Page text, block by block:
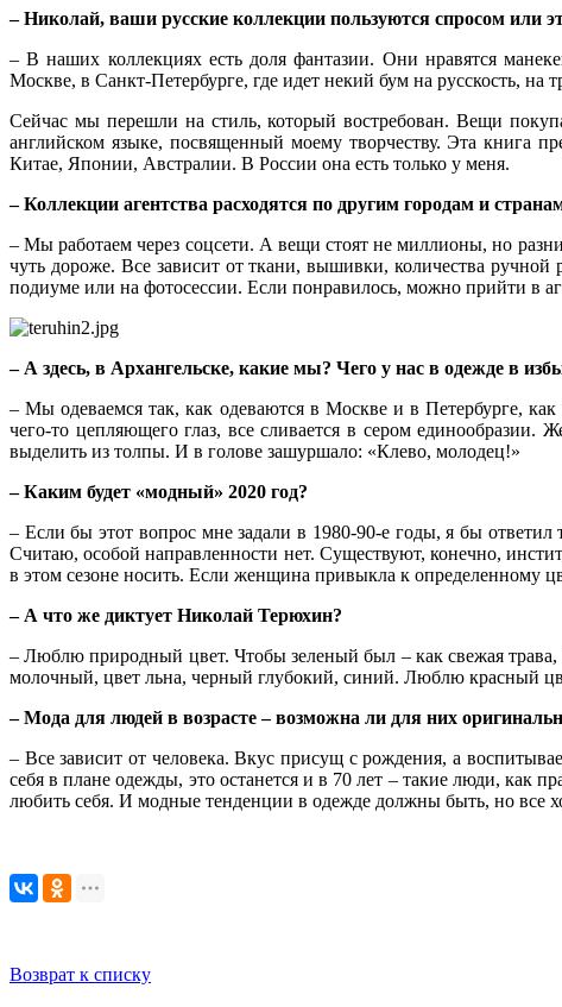
– Николай, ваши русские коллекции пользуются спросом или
– В наших коллекциях есть доля фантазии. Они нравятся
Москве, в Санкт-Петербурге, где идет некий бум на русскость,
Сейчас мы перешли на стиль, который востребован. Вещи
английском языке, посвященный моему творчеству. Эта книга
Китае, Японии, Австралии. В России она есть только у меня.
– Коллекции агентства расходятся по другим городам и
– Мы работаем через соцсети. А вещи стоят не миллионы, но
чуть дороже. Все зависит от ткани, вышивки, количества
подиуме или на фотосессии. Если понравилось, можно прийти в
– А здесь, в Архангельске, какие мы? Чего у нас в одежде в
– Мы одеваемся так, как одеваются в Москве и в Петербурге,
чего-то цепляющего глаз, все сливается в сером
выделить из толпы. И в голове зашуршало: «Клево, молодец!»
– Каким будет «модный» 2020 год?
– Если бы этот вопрос мне задали в 1980-90-е годы, я бы
Считаю, особой направленности нет. Существуют, конечно,
в этом сезоне носить. Если женщина привыкла к определенному
– А что же диктует Николай Терюхин?
– Люблю природный цвет. Чтобы зеленый был – как свежая
молочный, цвет льна, черный глубокий, синий. Люблю красный
– Мода для людей в возрасте – возможна ли для них
– Все зависит от человека. Вкус присущ с рождения, а
себя в плане одежды, это останется и в 70 лет – такие люди, как
любить себя. И модные тенденции в одежде должны быть, но все
Возврат к списку